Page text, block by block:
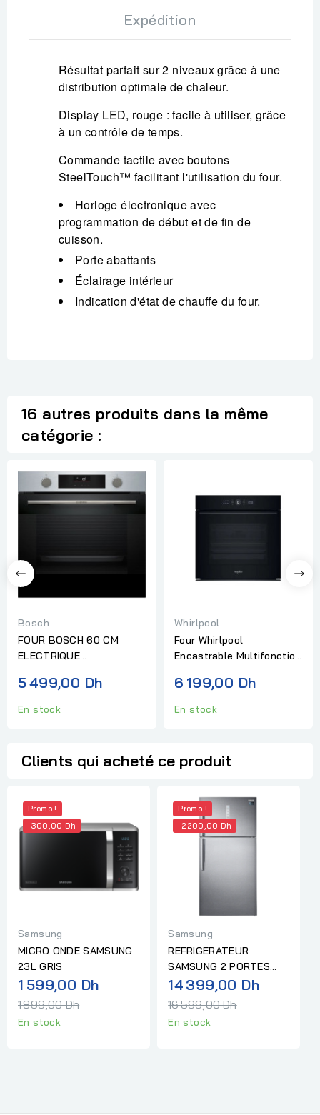
Expédition
Résultat parfait sur 2 niveaux grâce à une
distribution optimale de chaleur.
Display LED, rouge : facile à utiliser, grâce
à un contrôle de temps.
Commande tactile avec boutons
SteelTouch™ facilitant l'utilisation du four.
Horloge électronique avec
programmation de début et de fin de
cuisson.
Porte abattants
Éclairage intérieur
Indication d'état de chauffe du four.
16 autres produits dans la même
catégorie :
Bosch
FOUR BOSCH 60 CM
ELECTRIQUE
INOX
5 499,00 Dh
En stock
Whirlpool
Four Whirlpool
Encastrable Multifonction
6 199,00 Dh
En stock
Clients qui acheté ce produit
Promo !
-300,00 Dh
Samsung
MICRO ONDE SAMSUNG
23L GRIS
1 599,00 DhPrix
1 899,00 Dh
En stock
Promo !
-2 200,00 Dh
Samsung
REFRIGERATEUR
SAMSUNG 2 PORTES
585L GRIS
14 399,00 DhPrix
16 599,00 Dh
En stock